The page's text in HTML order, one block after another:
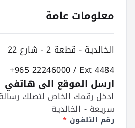
معلومات عامة
الخالدية - قطعة 2 - شارع 22
+965 22246000 / Ext 4484
ارسل الموقع الى هاتفي
ادخل رقمك الخاص لتصلك
سريعة - الخالدية
رقم التلفون *